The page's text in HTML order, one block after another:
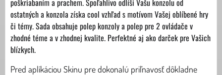
ostatných a konzola získa cool vzhľad s motívom Vašej oblíbené hry
či témy. Sada obsahuje polep konzoly a polep pre 2 ovládače v
zhodné téme a v zhodnej kvalite. Perfektné aj ako darček pre Vašich
blízkych.
Pred aplíkáciou Skinu pre dokonalú priľnavosť dôkladne